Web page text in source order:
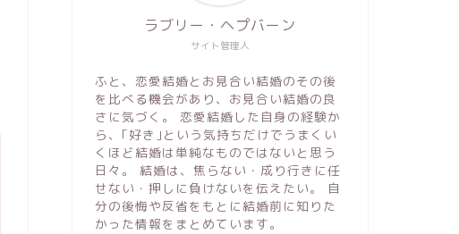
サイト管理人
ラブリー・ヘプバーン
ふと、恋愛結婚とお見合い結婚のその後
を比べる機会があり、お見合い結婚の良
さに気づく。 恋愛結婚した自身の経験か
ら、｢好き｣という気持ちだけでうまくい
くほど結婚は単純なものではないと思う
日々。 結婚は、焦らない・成り行きに任
せない・押しに負けないを伝えたい。 自
分の後悔や反省をもとに結婚前に知りた
かった情報をまとめています。